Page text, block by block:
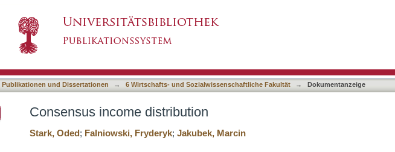
Publikationen und Dissertationen → 6 Wirtschafts- und Sozialwissenschaftliche Fakultät → Dokumentanzeige
Consensus income distribution
Stark, Oded; Falniowski, Fryderyk; Jakubek, Marcin